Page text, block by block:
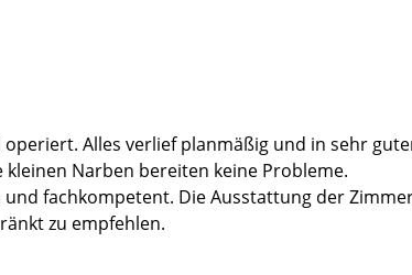
auch dieses Thema erledigt.
noch, das ist aber auch normal. Den Lapsus
auf der Station und den fröhlichen OP-
Alles verlief planmäßig und in sehr
kleinen Narben bereiten keine Probleme.
fachkompetent. Die Ausstattung der
zu empfehlen.